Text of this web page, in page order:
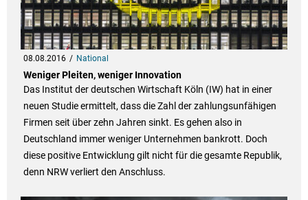
08.08.2016 National
Weniger Pleiten, weniger Innovation
Das Institut der deutschen Wirtschaft Köln (IW) hat in einer
neuen Studie ermittelt, dass die Zahl der zahlungsunfähigen
Firmen seit über zehn Jahren sinkt. Es gehen also in
Deutschland immer weniger Unternehmen bankrott. Doch
diese positive Entwicklung gilt nicht für die gesamte Republik,
denn NRW verliert den Anschluss.